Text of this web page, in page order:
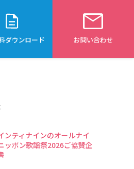
ダウンロード お問い合わせ
ンティナインのオールナイ
ッポン歌謡祭2026ご協賛企